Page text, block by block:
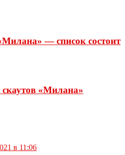
— список состоит
скаутов «Милана»
в 11:06